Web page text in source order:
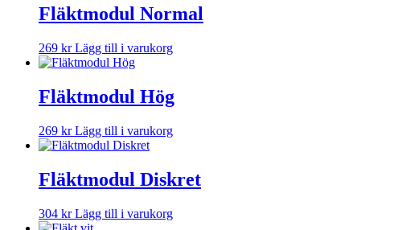
väljas
4,061 kr
har
flera
Fläktmodul Normal
269 kr Lägg till i varukorg
Fläktmodul Hög
269 kr Lägg till i varukorg
Fläktmodul Diskret
304 kr Lägg till i varukorg